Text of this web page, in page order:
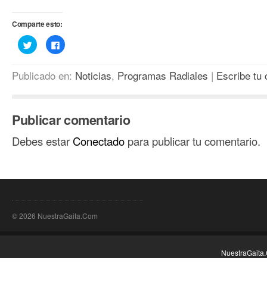
Comparte esto:
Haz
clic
en
Twitter
ventana
nueva)
Haz
clic
Facebook
nueva)
Publicado en: Noticias, Programas Radiales | Escribe tu
Publicar comentario
Debes estar Conectado para publicar tu comentario.
© 2026 NuestraGaita.Com